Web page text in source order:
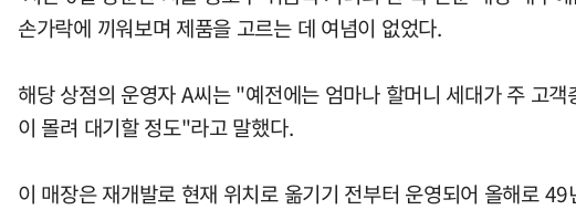
손가락에 끼워보며 제품을 고르는 데 여념이 없었다.
해당 상점의 운영자 A씨는 "예전에는 엄마나 할머니 세대가 주 고
이 몰려 대기할 정도"라고 말했다.
이 매장은 재개발로 현재 위치로 옮기기 전부터 운영되어 올해로